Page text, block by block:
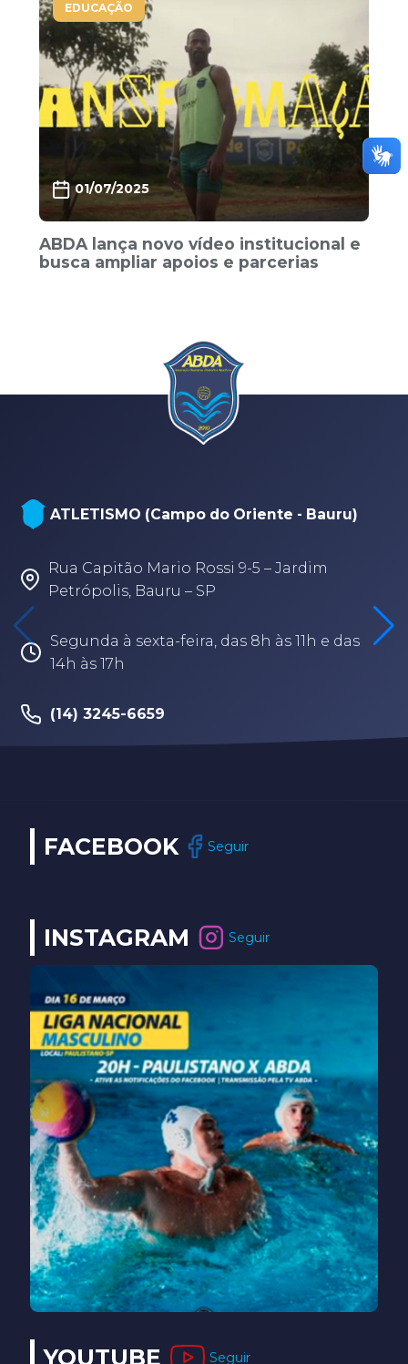
EDUCAÇÃO
01/07/2025
ABDA lança novo vídeo institucional e
busca ampliar apoios e parcerias
ATLETISMO (Campo do Oriente - Bauru)
Rua Capitão Mario Rossi 9-5 – Jardim
Petrópolis, Bauru – SP
Segunda à sexta-feira, das 8h às 11h e das
14h às 17h
(14) 3245-6659
FACEBOOK Seguir
INSTAGRAM Seguir
YOUTUBE Seguir